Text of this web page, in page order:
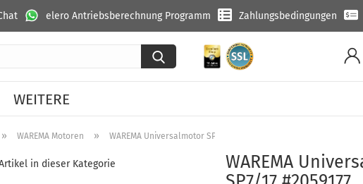
Zahlungsbedingungen
elero Antriebsberechnung Programm
Suche...
WEITERE
» WAREMA Motoren » WAREMA Universalmotor SP7/17 #2059177
in dieser Kategorie
WA­RE­MA